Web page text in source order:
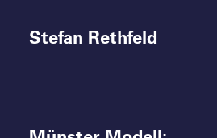
Stefan Rethfeld